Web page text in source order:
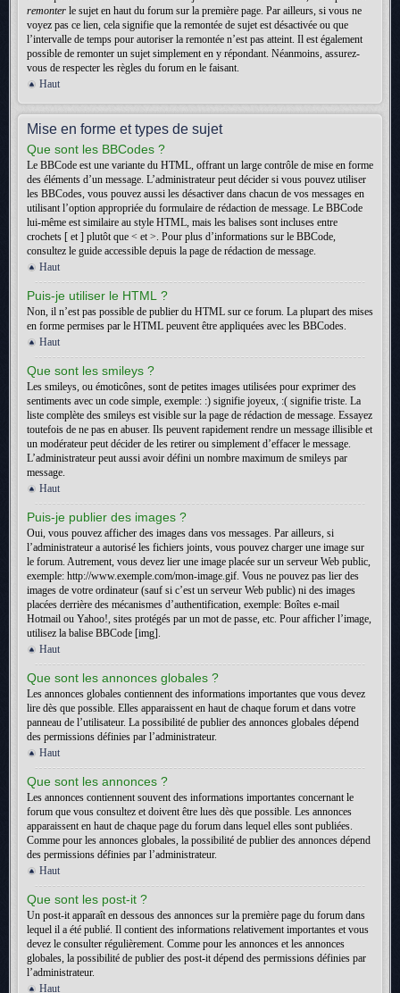
remonter le sujet en haut du forum sur la première page. Par ailleurs, si vous ne
voyez pas ce lien, cela signifie que la remontée de sujet est désactivée ou que
l’intervalle de temps pour autoriser la remontée n’est pas atteint. Il est également
possible de remonter un sujet simplement en y répondant. Néanmoins, assurez-
vous de respecter les règles du forum en le faisant.
Haut
Mise en forme et types de sujet
Que sont les BBCodes ?
Le BBCode est une variante du HTML, offrant un large contrôle de mise en forme
des éléments d’un message. L’administrateur peut décider si vous pouvez utiliser
les BBCodes, vous pouvez aussi les désactiver dans chacun de vos messages en
utilisant l’option appropriée du formulaire de rédaction de message. Le BBCode
lui-même est similaire au style HTML, mais les balises sont incluses entre
crochets [ et ] plutôt que < et >. Pour plus d’informations sur le BBCode,
consultez le guide accessible depuis la page de rédaction de message.
Haut
Puis-je utiliser le HTML ?
Non, il n’est pas possible de publier du HTML sur ce forum. La plupart des mises
en forme permises par le HTML peuvent être appliquées avec les BBCodes.
Haut
Que sont les smileys ?
Les smileys, ou émoticônes, sont de petites images utilisées pour exprimer des
sentiments avec un code simple, exemple: :) signifie joyeux, :( signifie triste. La
liste complète des smileys est visible sur la page de rédaction de message. Essayez
toutefois de ne pas en abuser. Ils peuvent rapidement rendre un message illisible et
un modérateur peut décider de les retirer ou simplement d’effacer le message.
L’administrateur peut aussi avoir défini un nombre maximum de smileys par
message.
Haut
Puis-je publier des images ?
Oui, vous pouvez afficher des images dans vos messages. Par ailleurs, si
l’administrateur a autorisé les fichiers joints, vous pouvez charger une image sur
le forum. Autrement, vous devez lier une image placée sur un serveur Web public,
exemple: http://www.exemple.com/mon-image.gif. Vous ne pouvez pas lier des
images de votre ordinateur (sauf si c’est un serveur Web public) ni des images
placées derrière des mécanismes d’authentification, exemple: Boîtes e-mail
Hotmail ou Yahoo!, sites protégés par un mot de passe, etc. Pour afficher l’image,
utilisez la balise BBCode [img].
Haut
Que sont les annonces globales ?
Les annonces globales contiennent des informations importantes que vous devez
lire dès que possible. Elles apparaissent en haut de chaque forum et dans votre
panneau de l’utilisateur. La possibilité de publier des annonces globales dépend
des permissions définies par l’administrateur.
Haut
Que sont les annonces ?
Les annonces contiennent souvent des informations importantes concernant le
forum que vous consultez et doivent être lues dès que possible. Les annonces
apparaissent en haut de chaque page du forum dans lequel elles sont publiées.
Comme pour les annonces globales, la possibilité de publier des annonces dépend
des permissions définies par l’administrateur.
Haut
Que sont les post-it ?
Un post-it apparaît en dessous des annonces sur la première page du forum dans
lequel il a été publié. Il contient des informations relativement importantes et vous
devez le consulter régulièrement. Comme pour les annonces et les annonces
globales, la possibilité de publier des post-it dépend des permissions définies par
l’administrateur.
Haut